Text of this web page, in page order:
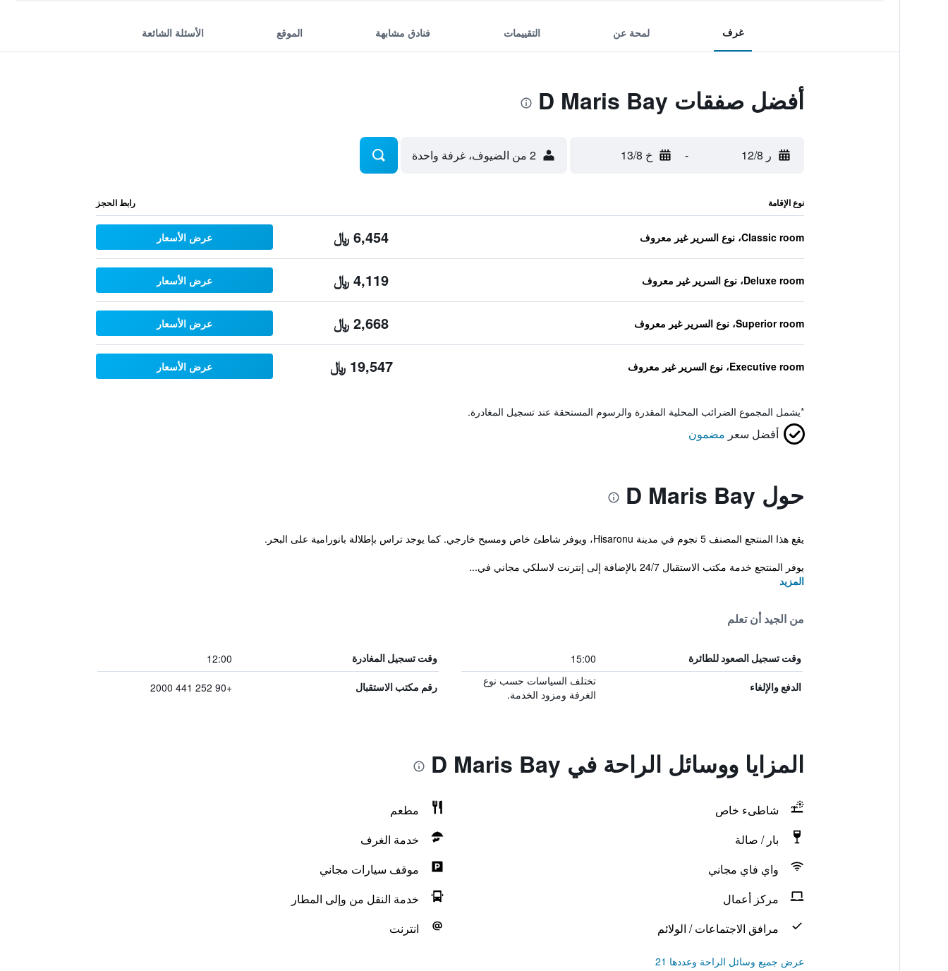
غرف لمحة عن التقييمات فنادق مشابهة الموقع الأسئلة الشائعة
أفضل صفقات D Maris Bay
ر 12/8 - خ 13/8 2 من الضيوف، غرفة واحدة
نوع الإقامة رابط الحجز
Classic room، نوع السرير غير معروف 6,454 ﷼ عرض الأسعار
Deluxe room، نوع السرير غير معروف 4,119 ﷼ عرض الأسعار
Superior room، نوع السرير غير معروف 2,668 ﷼ عرض الأسعار
Executive room، نوع السرير غير معروف 19,547 ﷼ عرض الأسعار
*يشمل المجموع الضرائب المحلية المقدرة والرسوم المستحقة عند تسجيل المغادرة.
أفضل سعر مضمون
حول D Maris Bay
يقع هذا المنتجع المصنف 5 نجوم في مدينة Hisaronu، ويوفر شاطئ خاص ومسبح خارجي. كما يوجد تراس بإطلالة بانورامية على البحر.
يوفر المنتجع خدمة مكتب الاستقبال 24/7 بالإضافة إلى إنترنت لاسلكي مجاني في...
المزيد
من الجيد أن تعلم
وقت تسجيل الصعود للطائرة 15:00 وقت تسجيل المغادرة 12:00
الدفع والإلغاء
تختلف السياسات حسب نوع
الغرفة ومزود الخدمة.
رقم مكتب الاستقبال +90 252 441 2000
المزايا ووسائل الراحة في D Maris Bay
شاطىء خاص
مطعم
بار / صالة
خدمة الغرف
واي فاي مجاني
موقف سيارات مجاني
مركز أعمال
خدمة النقل من وإلى المطار
مرافق الاجتماعات / الولائم
انترنت
عرض جميع وسائل الراحة وعددها 21